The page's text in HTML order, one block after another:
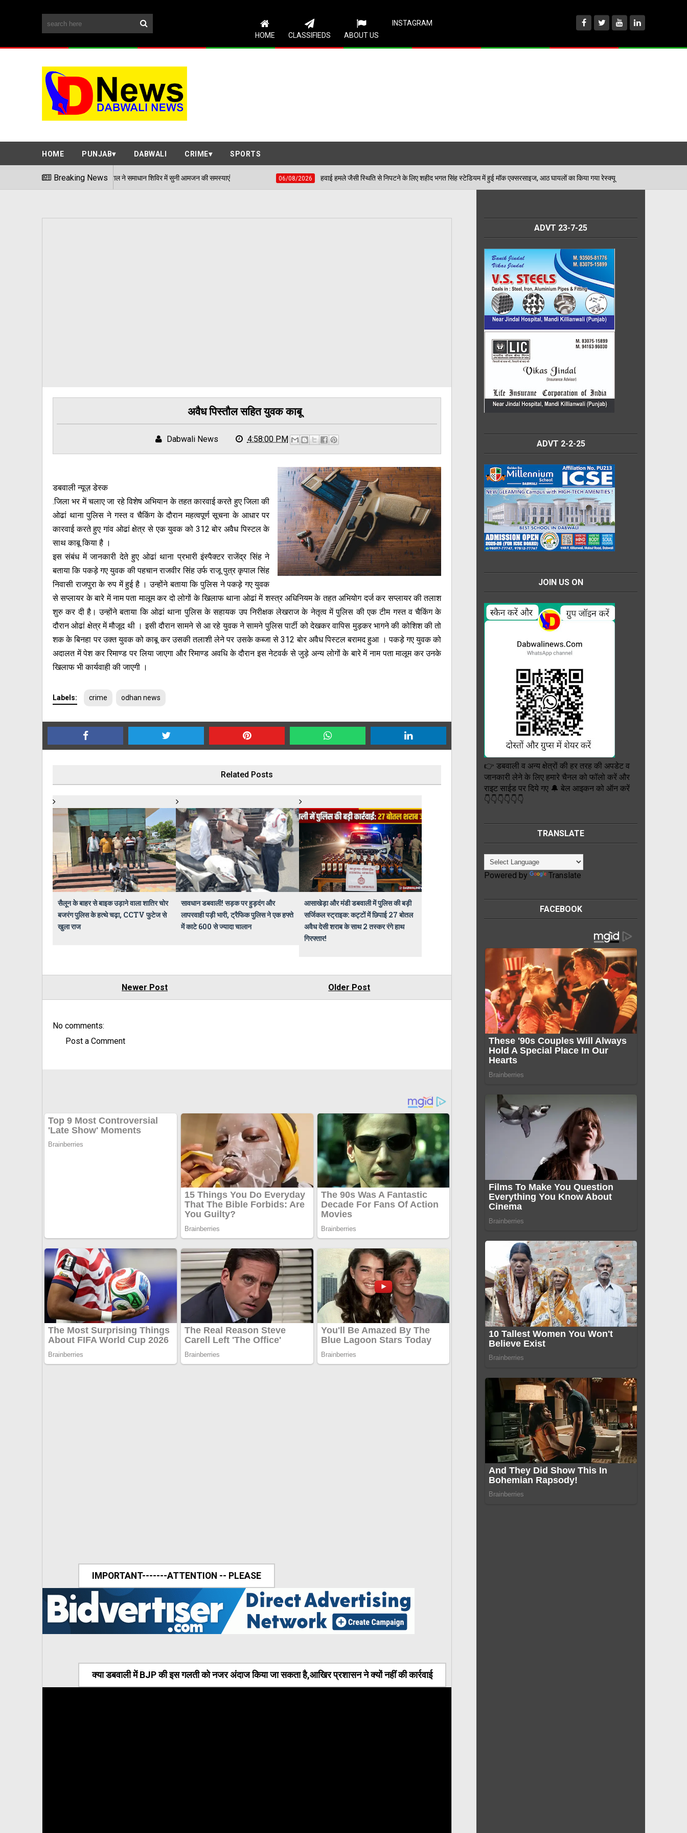
HOME CLASSIFIEDS ABOUT US
INSTAGRAM
HOME PUNJAB DABWALI CRIME SPORTS
Breaking News06/08/2026 एडीसी अर्पित संगल ने समाधान शिविर में सुनी आमजन की समस्याएं 06/08/2026 हवाई हमले जैसी स्थिति से निपटने के लिए शहीद भगत सिंह स्टेडियम में हुई मॉक एक्सरसाइज, आठ घायलों का किया गया रेस्क्यू
अवैध पिस्तौल सहित युवक काबू
Dabwali News 4:58:00 PM
डबवाली न्यूज़ डेस्क
.जिला भर में चलाए जा रहे विशेष अभियान के तहत कारवाई करते हुए जिला की
ओढां थाना पुलिस ने गस्त व चैकिंग के दौरान महत्वपूर्ण सूचना के आधार पर
कारवाई करते हुए गांव ओढां क्षेत्र से एक युवक को 312 बोर अवैध पिस्टल के
साथ काबू किया है ।
इस संबंध में जानकारी देते हुए ओढां थाना प्रभारी इंस्पैक्टर राजेंद्र सिंह ने
बताया कि पकड़े गए युवक की पहचान राजवीर सिंह उर्फ राजू पुत्र कृपाल सिंह
निवासी राजपुरा के रुप में हुई है । उन्होंने बताया कि पुलिस ने पकड़े गए युवक
से सप्लायर के बारे में नाम पता मालूम कर दो लोगों के खिलाफ थाना ओढां में शस्त्र अधिनियम के तहत अभियोग दर्ज कर सप्लायर की तलाश
शुरु कर दी है। उन्होंने बताया कि ओढां थाना पुलिस के सहायक उप निरीक्षक लेखराज के नेतृत्व में पुलिस की एक टीम गस्त व चैकिंग के
दौरान ओढां क्षेत्र में मौजूद थी । इसी दौरान सामने से आ रहे युवक ने सामने पुलिस पार्टी को देखकर वापिस मुड़कर भागने की कोशिश की तो
शक के बिनहा पर उक्त युवक को काबू कर उसकी तलाशी लेने पर उसके कब्जा से 312 बोर अवैध पिस्टल बरामद हुआ । पकड़े गए युवक को
अदालत में पेश कर रिमाण्ड पर लिया जाएगा और रिमाण्ड अवधि के दौरान इस नेटवर्क से जुड़े अन्य लोगों के बारे में नाम पता मालूम कर उनके
खिलाफ भी कार्यवाही की जाएगी ।
Labels: crime odhan news
Related Posts
सैलून के बाहर से बाइक उड़ाने वाला शातिर चोर
बजरंग पुलिस के हत्थे चढ़ा, CCTV फुटेज से
खुला राज
सावधान डबवाली! सड़क पर हुड़दंग और
लापरवाही पड़ी भारी, ट्रैफिक पुलिस ने एक हफ्ते
में काटे 600 से ज्यादा चालान
आसाखेड़ा और मंडी डबवाली में पुलिस की बड़ी
सर्जिकल स्ट्राइक: कट्टों में छिपाई 27 बोतल
अवैध देसी शराब के साथ 2 तस्कर रंगे हाथ
गिरफ्तार!
Newer Post Older Post
No comments:
Post a Comment
IMPORTANT-------ATTENTION -- PLEASE
क्या डबवाली में BJP की इस गलती को नजर अंदाज किया जा सकता है,आखिर प्रशासन ने क्यों नहीं की कार्रवाई
ADVT 23-7-25
ADVT 2-2-25
JOIN US ON
👉 डबवाली व अन्य क्षेत्रों की हर तरह की अपडेट व
जानकारी लेने के लिए हमारे चैनल को फॉलो करें और
राइट साईड पर दिये गए 🔔 बेल आइकन को ऑन करें
👇👇👇👇👇👇
TRANSLATE
Powered by Translate
FACEBOOK